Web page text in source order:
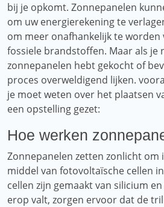
bij je opkomt. Zonnepanelen
om uw energierekening te
om meer onafhankelijk te worden
fossiele brandstoffen. Maar als je
zonnepanelen hebt gekocht of
proces overweldigend lijken.
je moet weten over het plaatsen
een opstelling gezet:
Hoe werken
Zonnepanelen zetten zonlicht
middel van fotovoltaïsche cellen
cellen zijn gemaakt van silicium
erop valt, zorgen ervoor dat de